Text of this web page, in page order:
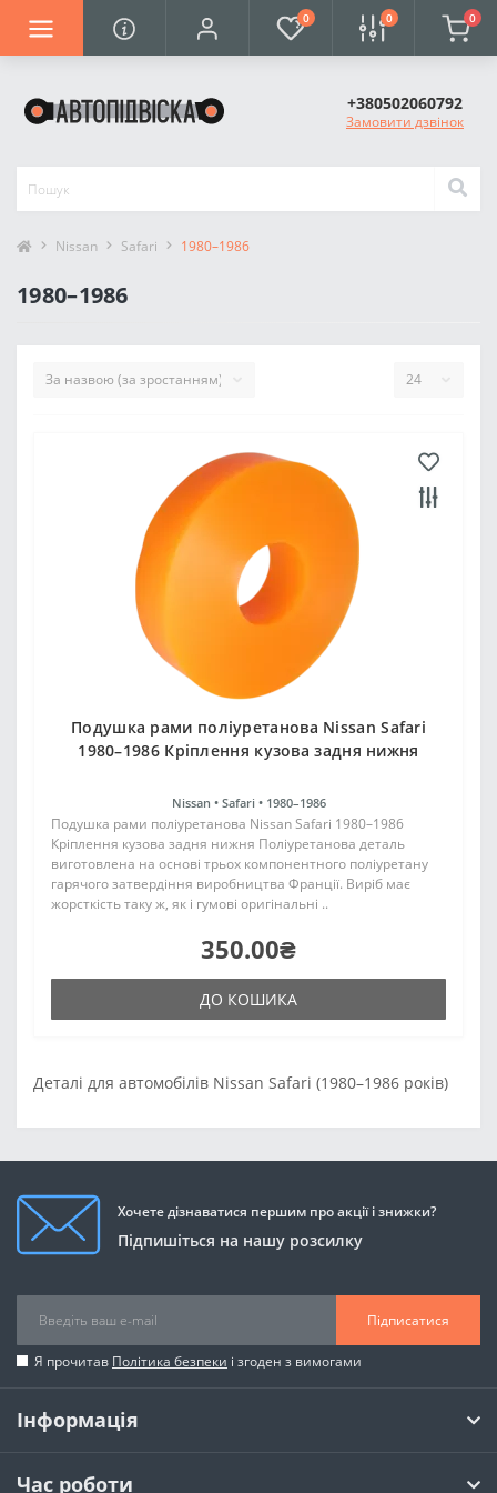
0 0 0
+380502060792
Замовити дзвінок
Nissan Safari 1980–1986
1980–1986
Подушка рами поліуретанова Nissan Safari
1980–1986 Кріплення кузова задня нижня
Nissan • Safari • 1980–1986
Подушка рами поліуретанова Nissan Safari 1980–1986
Кріплення кузова задня нижня Поліуретанова деталь
виготовлена на основі трьох компонентного поліуретану
гарячого затвердіння виробництва Франції. Виріб має
жорсткість таку ж, як і гумові оригінальні ..
350.00₴
ДО КОШИКА
Деталі для автомобілів Nissan Safari (1980–1986 років)
Хочете дізнаватися першим про акції і знижки?
Підпишіться на нашу розсилку
Підписатися
Я прочитав Політика безпеки і згоден з вимогами
Інформація
Час роботи